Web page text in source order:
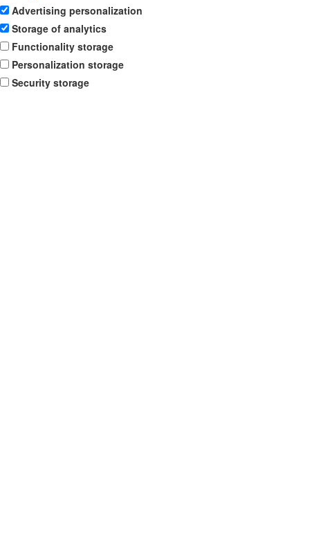
Advertising personalization
Storage of analytics
Functionality storage
Personalization storage
Security storage